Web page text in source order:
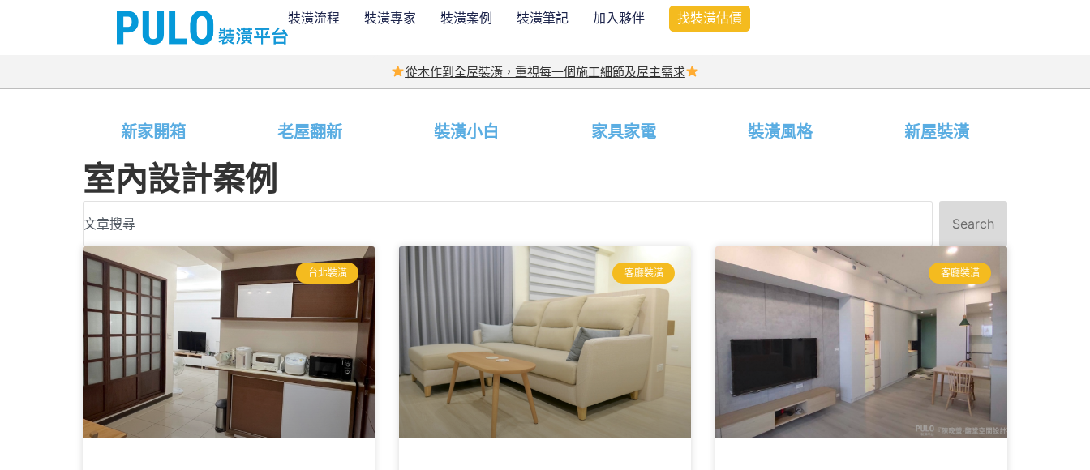
裝潢流程 裝潢專家 裝潢案例 裝潢筆記 加入夥伴 找裝潢估價
從木作到全屋裝潢，重視每一個施工細節及屋主需求
新家開箱 老屋翻新 裝潢小白 家具家電 裝潢風格 新屋裝潢
室內設計案例
Search
台北裝潢 客廳裝潢 客廳裝潢